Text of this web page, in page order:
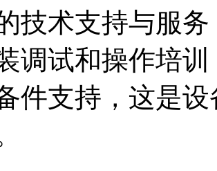
技术支持与服
调试和操作培
件支持，这是